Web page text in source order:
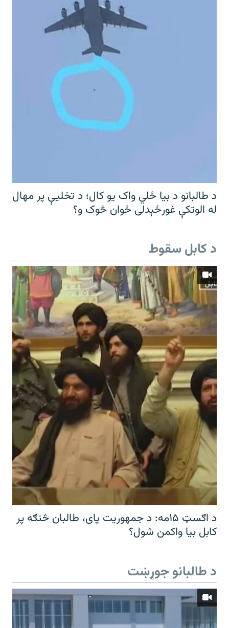
د طالبانو د بیا ځلي واک یو کال؛ د تخلیې پر مهال
له الوتکې غورځېدلی ځوان څوک و؟
د کابل سقوط
د اګسټ ۱۵مه: د جمهوریت پای، طالبان څنګه پر
کابل بیا واکمن شول؟
د طالبانو جوړښت